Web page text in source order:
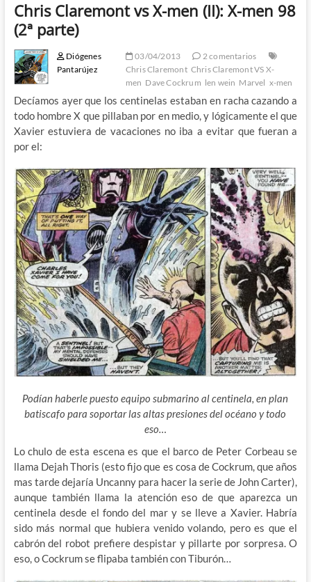
Chris Claremont vs X-men (II): X-men 98
(2ª parte)
Diógenes
Pantarújez
03/04/2013
2 comentarios
Chris Claremont Chris Claremont VS X-
men Dave Cockrum len wein Marvel x-men
Decíamos ayer que los centinelas estaban en racha cazando a
todo hombre X que pillaban por en medio, y lógicamente el que
Xavier estuviera de vacaciones no iba a evitar que fueran a
por el:
Podían haberle puesto equipo submarino al centinela, en plan
batiscafo para soportar las altas presiones del océano y todo
eso…
Lo chulo de esta escena es que el barco de Peter Corbeau se
llama Dejah Thoris (esto fijo que es cosa de Cockrum, que años
mas tarde dejaría Uncanny para hacer la serie de John Carter),
aunque también llama la atención eso de queaparezca un
centinela desde el fondo del mar y se lleve a Xavier. Habría
sido más normal que hubiera venido volando, pero es que el
cabrón del robot prefiere despistar y pillarte por sorpresa. O
eso, o Cockrum se flipaba también con Tiburón…